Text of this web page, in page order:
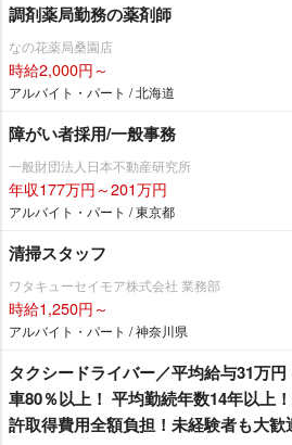
調剤薬局勤務の薬剤師
なの花薬局桑園店
時給2,000円～
アルバイト・パート / 北海道
障がい者採用/一般事務
一般財団法人日本不動産研究所
年収177万円～201万円
アルバイト・パート / 東京都
清掃スタッフ
ワタキューセイモア株式会社 業務部
時給1,250円～
アルバイト・パート / 神奈川県
タクシードライバー／平均給与31万
車80％以上！ 平均勤続年数14年以上
許取得費用全額負担！未経験者も大歓